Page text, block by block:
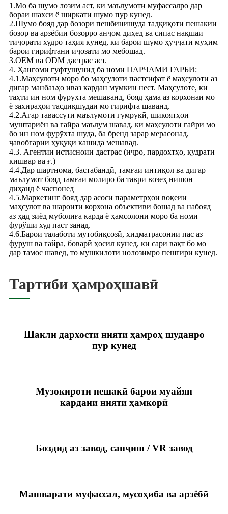
1.Мо ба шумо лозим аст, ки маълумоти муфассалро дар
бораи шахсӣ ё ширкати шумо пур кунед.
2.Шумо бояд дар бозори пешбинишуда тадқиқоти пешакии
бозор ва арзёбии бозорро анҷом диҳед ва сипас нақшаи
тиҷорати худро таҳия кунед, ки барои шумо ҳуҷҷати муҳим
барои гирифтани иҷозати мо мебошад.
3.OEM ва ODM дастрас аст.
4. Ҳангоми гуфтушунид ба номи ПАРЧАМИ ГАРБӢ:
4.1.Маҳсулоти моро бо маҳсулоти пастсифат ё маҳсулоти аз
дигар манбаъҳо иваз кардан мумкин нест. Маҳсулоте, ки
таҳти ин ном фурӯхта мешаванд, бояд ҳама аз корхонаи мо
ё захираҳои тасдиқшудаи мо гирифта шаванд.
4.2.Агар тавассути маълумоти гумрукӣ, шикоятҳои
муштариён ва ғайра маълум шавад, ки маҳсулоти ғайри мо
бо ин ном фурӯхта шуда, ба бренд зарар мерасонад,
ҷавобгарии ҳуқуқӣ кашида мешавад.
4.3. Агентии истисноии дастрас (иҷро, пардохтҳо, қудрати
кишвар ва ғ.)
4.4.Дар шартнома, бастабандӣ, тамғаи интиқол ва дигар
маълумот бояд тамғаи молиро ба таври возеҳ нишон
диҳанд ё часпонед
4.5.Маркетинг бояд дар асоси параметрҳои воқеии
маҳсулот ва шароити корхона объективӣ бошад ва набояд
аз ҳад зиёд муболиға карда ё ҳамсолони моро ба номи
фурўши худ паст занад.
4.6.Барои талаботи мутобиқсозӣ, хидматрасонии пас аз
фурӯш ва ғайра, боварӣ ҳосил кунед, ки сари вақт бо мо
дар тамос шавед, то мушкилоти нолозимро пешгирӣ кунед.
Тартиби ҳамроҳшавӣ
Шакли дархости нияти ҳамроҳ шуданро
пур кунед
Музокироти пешакӣ барои муайян
кардани нияти ҳамкорӣ
Боздид аз завод, санҷиш / VR завод
Машварати муфассал, мусоҳиба ва арзёбӣ